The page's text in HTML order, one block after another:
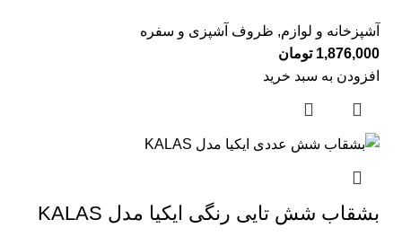
آشپزخانه و لوازم, ظروف آشپزی و سفره
1,876,000 تومان
افزودن به سبد خرید
بشقاب شش تایی رنگی ایکیا مدل KALAS